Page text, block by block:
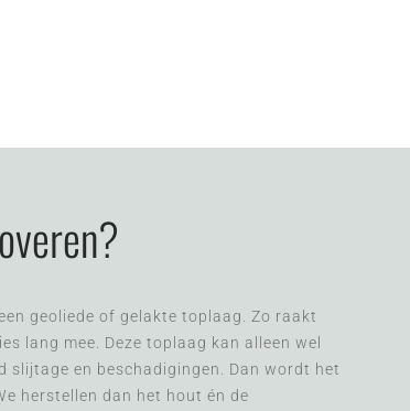
geoliede of gelakte toplaag. Zo raakt
lang mee. Deze toplaag kan alleen wel
slijtage en beschadigingen. Dan wordt het
herstellen dan het hout én de